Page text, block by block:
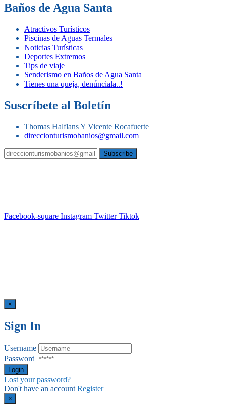
Baños de Agua Santa
Atractivos Turísticos
Piscinas de Aguas Termales
Noticias Turísticas
Deportes Extremos
Tips de viaje
Senderismo en Baños de Agua Santa
Tienes una queja, denúnciala..!
Suscríbete al Boletín
Thomas Halflans Y Vicente Rocafuerte
direccionturismobanios@gmail.com
Facebook-square Instagram Twitter Tiktok
×
Sign In
Username
Password
Lost your password?
Don't have an account Register
×